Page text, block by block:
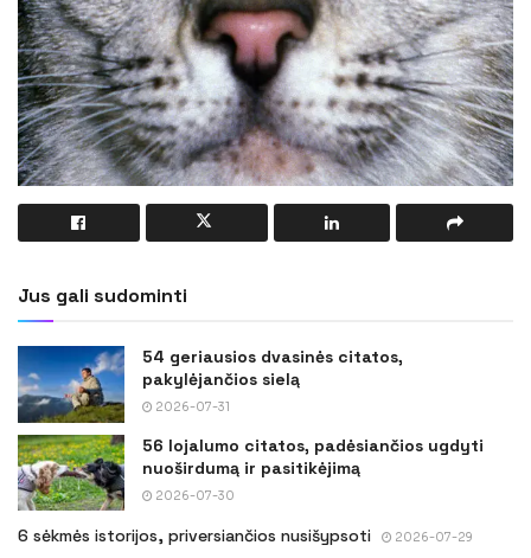
Jus gali sudominti
54 geriausios dvasinės citatos,
pakylėjančios sielą
2026-07-31
56 lojalumo citatos, padėsiančios ugdyti
nuoširdumą ir pasitikėjimą
2026-07-30
6 sėkmės istorijos, priversiančios nusišypsoti 2026-07-29